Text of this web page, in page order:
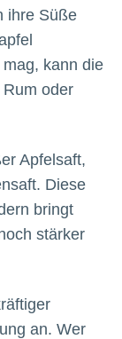
ihre Süße
kann die
oder
Apfelsaft,
Diese
bringt
stärker
an. Wer